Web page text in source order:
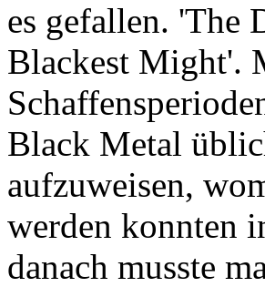
es gefallen. 'The
Blackest Might'.
Black Metal
aufzuweisen,
werden konnten
danach musste